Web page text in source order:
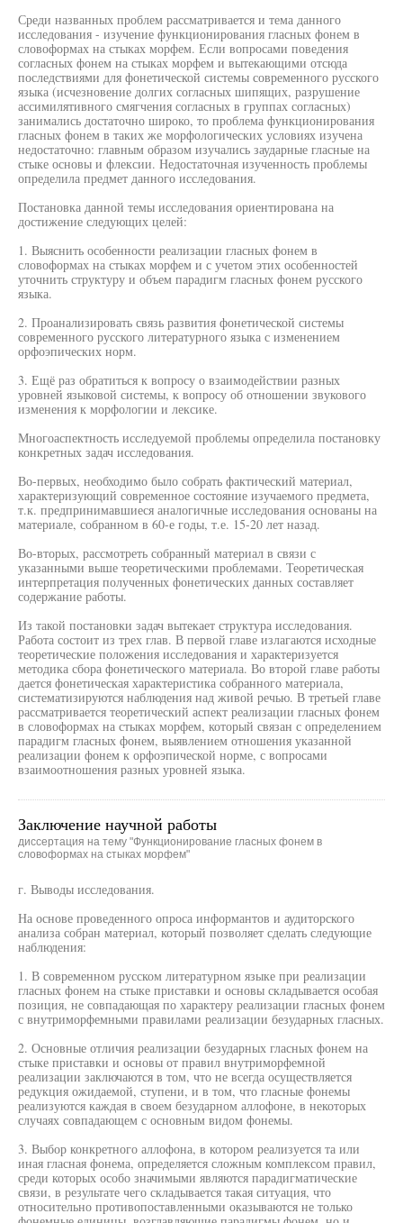
Среди названных проблем рассматривается и тема данного
исследования - изучение функционирования гласных фонем в
словоформах на стыках морфем. Если вопросами поведения
согласных фонем на стыках морфем и вытекающими отсюда
последствиями для фонетической системы современного русского
языка (исчезновение долгих согласных шипящих, разрушение
ассимилятивного смягчения согласных в группах согласных)
занимались достаточно широко, то проблема функционирования
гласных фонем в таких же морфологических условиях изучена
недостаточно: главным образом изучались заударные гласные на
стыке основы и флексии. Недостаточная изученность проблемы
определила предмет данного исследования.
Постановка данной темы исследования ориентирована на
достижение следующих целей:
1. Выяснить особенности реализации гласных фонем в
словоформах на стыках морфем и с учетом этих особенностей
уточнить структуру и объем парадигм гласных фонем русского
языка.
2. Проанализировать связь развития фонетической системы
современного русского литературного языка с изменением
орфоэпических норм.
3. Ещё раз обратиться к вопросу о взаимодействии разных
уровней языковой системы, к вопросу об отношении звукового
изменения к морфологии и лексике.
Многоаспектность исследуемой проблемы определила постановку
конкретных задач исследования.
Во-первых, необходимо было собрать фактический материал,
характеризующий современное состояние изучаемого предмета,
т.к. предпринимавшиеся аналогичные исследования основаны на
материале, собранном в 60-е годы, т.е. 15-20 лет назад.
Во-вторых, рассмотреть собранный материал в связи с
указанными выше теоретическими проблемами. Теоретическая
интерпретация полученных фонетических данных составляет
содержание работы.
Из такой постановки задач вытекает структура исследования.
Работа состоит из трех глав. В первой главе излагаются исходные
теоретические положения исследования и характеризуется
методика сбора фонетического материала. Во второй главе работы
дается фонетическая характеристика собранного материала,
систематизируются наблюдения над живой речью. В третьей главе
рассматривается теоретический аспект реализации гласных фонем
в словоформах на стыках морфем, который связан с определением
парадигм гласных фонем, выявлением отношения указанной
реализации фонем к орфоэпической норме, с вопросами
взаимоотношения разных уровней языка.
Заключение научной работы
диссертация на тему "Функционирование гласных фонем в
словоформах на стыках морфем"
г. Выводы исследования.
На основе проведенного опроса информантов и аудиторского
анализа собран материал, который позволяет сделать следующие
наблюдения:
1. В современном русском литературном языке при реализации
гласных фонем на стыке приставки и основы складывается особая
позиция, не совпадающая по характеру реализации гласных фонем
с внутриморфемными правилами реализации безударных гласных.
2. Основные отличия реализации безударных гласных фонем на
стыке приставки и основы от правил внутриморфемной
реализации заключаются в том, что не всегда осуществляется
редукция ожидаемой, ступени, и в том, что гласные фонемы
реализуются каждая в своем безударном аллофоне, в некоторых
случаях совпадающем с основным видом фонемы.
3. Выбор конкретного аллофона, в котором реализуется та или
иная гласная фонема, определяется сложным комплексом правил,
среди которых особо значимыми являются парадигматические
связи, в результате чего складывается такая ситуация, что
относительно противопоставленными оказываются не только